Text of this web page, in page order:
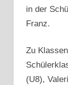
in der
Franz.
Zu
(U8),